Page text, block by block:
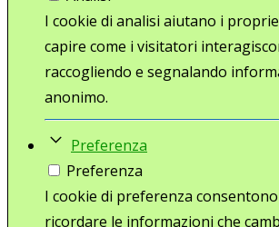
I cookie di analisi aiutano i
capire come i visitatori
raccogliendo e segnalando
anonimo.
Preferenza
Preferenza
I cookie di preferenza
ricordare le informazioni che